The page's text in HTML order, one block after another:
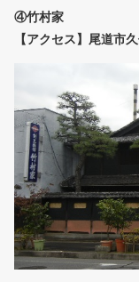
④竹村家
【アクセス】尾道市